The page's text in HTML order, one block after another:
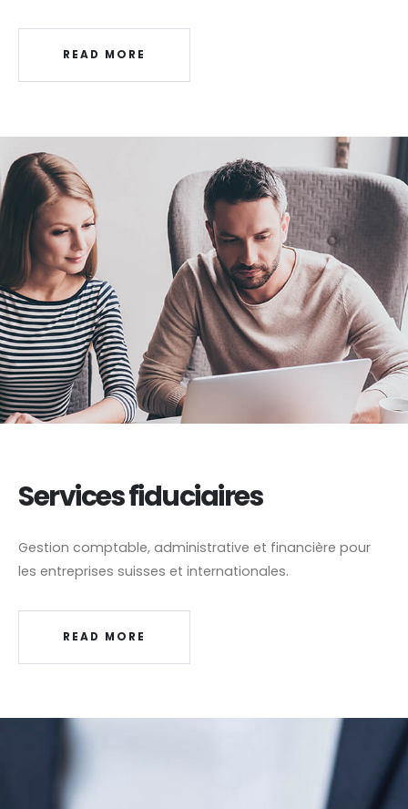
READ MORE
Services fiduciaires
Gestion comptable, administrative et financière pour
les entreprises suisses et internationales.
READ MORE